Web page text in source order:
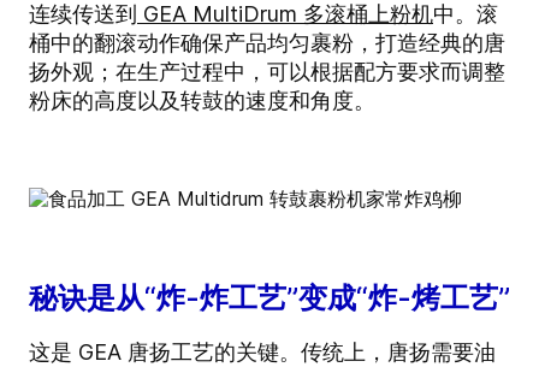
连续传送到 GEA MultiDrum 多滚桶上粉机中。滚
桶中的翻滚动作确保产品均匀裹粉，打造经典的唐
扬外观；在生产过程中，可以根据配方要求而调整
粉床的高度以及转鼓的速度和角度。
秘诀是从“炸-炸工艺”变成“炸-烤工艺”
这是 GEA 唐扬工艺的关键。传统上，唐扬需要油